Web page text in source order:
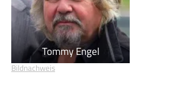
Tommy Engel
Bildnachweis